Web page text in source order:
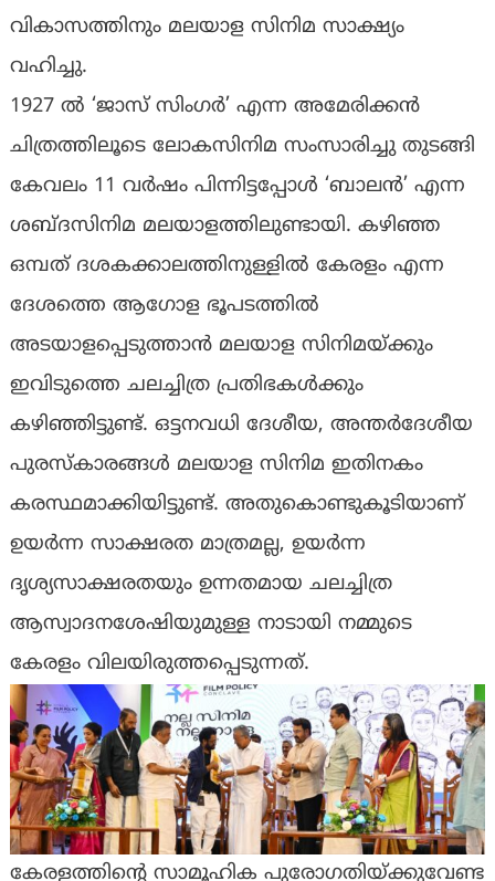
വികാസത്തിനും മലയാള സിനിമ സാക്ഷ്യം
വഹിച്ചു.
1927 ല്‍ ‘ജാസ് സിംഗര്‍’ എന്ന അമേരിക്കന്‍
ചിത്രത്തിലൂടെ ലോകസിനിമ സംസാരിച്ചു തുടങ്ങി
കേവലം 11 വര്‍ഷം പിന്നിട്ടപ്പോള്‍ ‘ബാലന്‍’ എന്ന
ശബ്ദസിനിമ മലയാളത്തിലുണ്ടായി. കഴിഞ്ഞ
ഒമ്പത് ദശകക്കാലത്തിനുള്ളില്‍ കേരളം എന്ന
ദേശത്തെ ആഗോള ഭൂപടത്തില്‍
അടയാളപ്പെടുത്താന്‍ മലയാള സിനിമയ്ക്കും
ഇവിടുത്തെ ചലച്ചിത്ര പ്രതിഭകള്‍ക്കും
കഴിഞ്ഞിട്ടുണ്ട്. ഒട്ടനവധി ദേശീയ, അന്തര്‍ദേശീയ
പുരസ്‌കാരങ്ങള്‍ മലയാള സിനിമ ഇതിനകം
കരസ്ഥമാക്കിയിട്ടുണ്ട്. അതുകൊണ്ടുകൂടിയാണ്
ഉയര്‍ന്ന സാക്ഷരത മാത്രമല്ല, ഉയര്‍ന്ന
ദൃശ്യസാക്ഷരതയും ഉന്നതമായ ചലച്ചിത്ര
ആസ്വാദനശേഷിയുമുള്ള നാടായി നമ്മുടെ
കേരളം വിലയിരുത്തപ്പെടുന്നത്.
കേരളത്തിന്റെ സാമൂഹിക പുരോഗതിയ്ക്കുവേണ്ട